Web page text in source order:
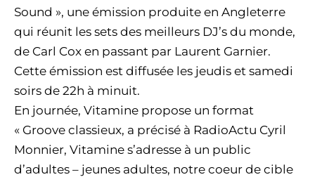
Sound », une émission produite en Angleterre
qui réunit les sets des meilleurs DJ’s du monde,
de Carl Cox en passant par Laurent Garnier.
Cette émission est diffusée les jeudis et samedi
soirs de 22h à minuit.
En journée, Vitamine propose un format
« Groove classieux, a précisé à RadioActu Cyril
Monnier, Vitamine s’adresse à un public
d’adultes – jeunes adultes, notre coeur de cible